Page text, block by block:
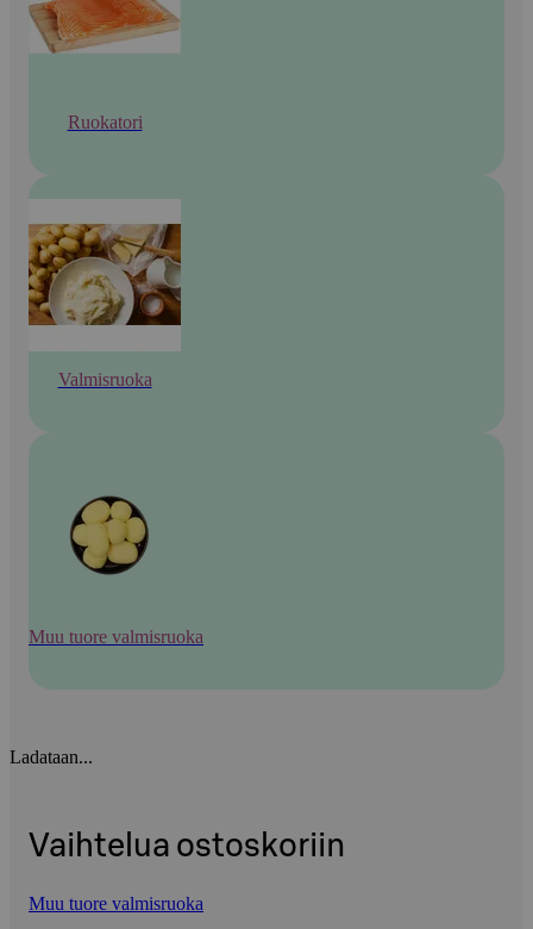
Ruokatori
Valmisruoka
Muu tuore valmisruoka
Ladataan...
Vaihtelua ostoskoriin
Muu tuore valmisruoka